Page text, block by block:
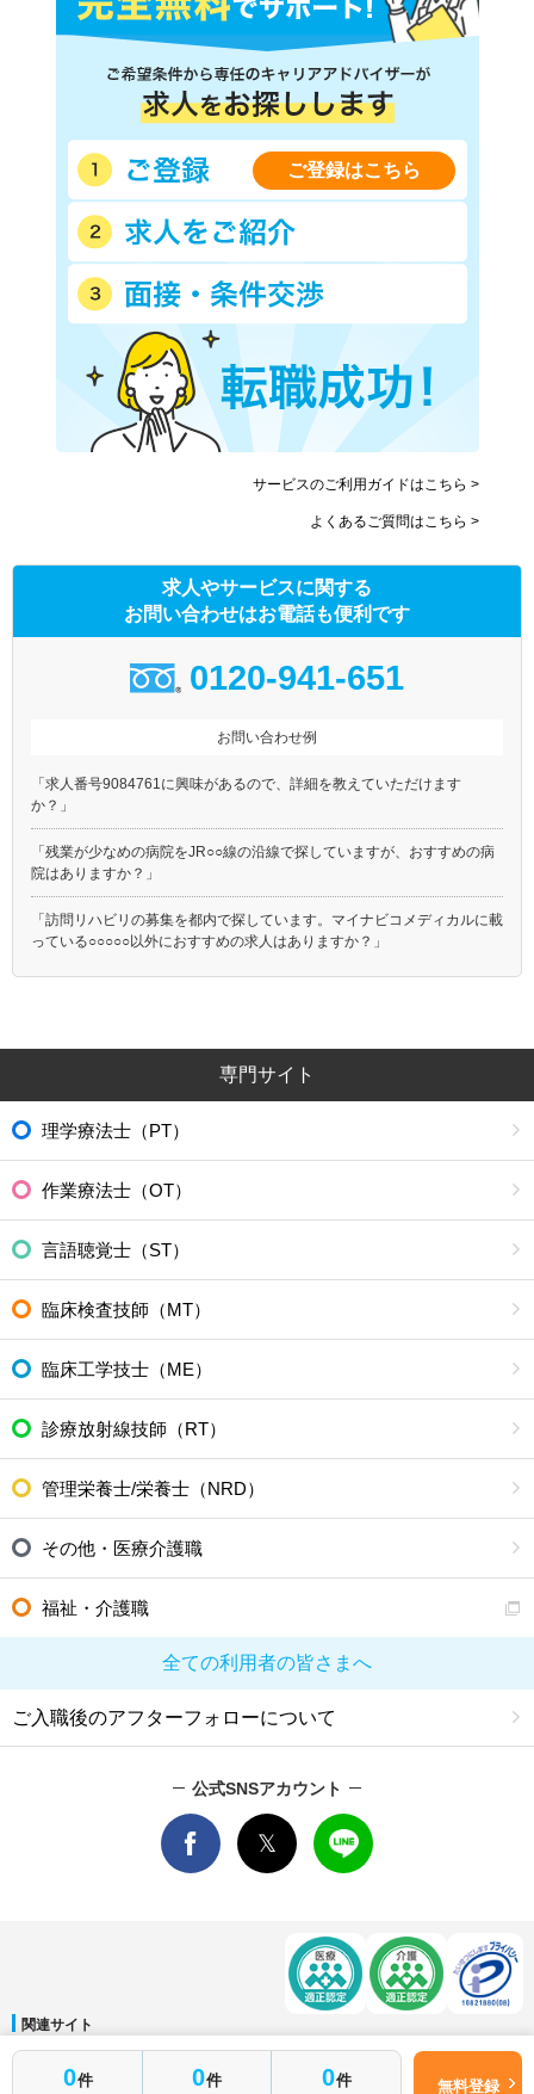
0件 0件 0件 無料登録
ご登録はこちら
サービスのご利用ガイドはこちら >
よくあるご質問はこちら >
求人やサービスに関する
お問い合わせはお電話も便利です
0120-941-651
お問い合わせ例
「求人番号9084761に興味があるので、詳細を教えていただけます
か？」
「残業が少なめの病院をJR○○線の沿線で探していますが、おすすめの病
院はありますか？」
「訪問リハビリの募集を都内で探しています。マイナビコメディカルに載
っている○○○○○以外におすすめの求人はありますか？」
専門サイト
理学療法士（PT）
作業療法士（OT）
言語聴覚士（ST）
臨床検査技師（MT）
臨床工学技士（ME）
診療放射線技師（RT）
管理栄養士/栄養士（NRD）
その他・医療介護職
福祉・介護職
全ての利用者の皆さまへ
ご入職後のアフターフォローについて
公式SNSアカウント
関連サイト
マイナビDOCTOR│マイナビ看護師│マイナビ薬剤師│マイナビ保育士
運営会社